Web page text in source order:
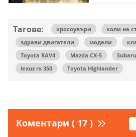
Тагове: кросоувъри
коли на
здрави двигатели
модели
Toyota RAV4
Mazda CX-5
lexus rx 350
Toyota Highlander
Коментари ( 17 )